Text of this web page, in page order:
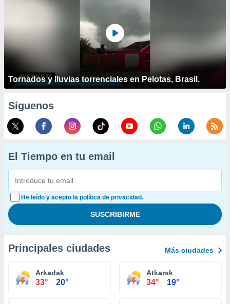
Tornados y lluvias torrenciales en Pelotas, Brasil.
Síguenos
El Tiempo en tu email
He leído y acepto la política de privacidad.
Principales ciudades Más ciudades
Arkadak
33° 20°
Atkarsk
34° 19°